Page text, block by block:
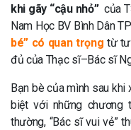
khi gãy “cậu nhỏ”của
Nam Học BV Bình Dân
bé” có quan trọng từ
đủ của Thạc sĩ–Bác sĩ
Bạn bè của mình sau
biệt với những chương
thường, “Bác sĩ vui vẻ”